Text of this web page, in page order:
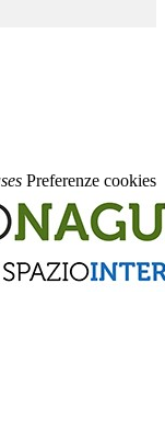
Preferenze cookies